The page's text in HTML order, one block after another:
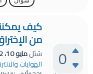
0
كيف
من
سُئلمايو 10، 2022
الهوايات